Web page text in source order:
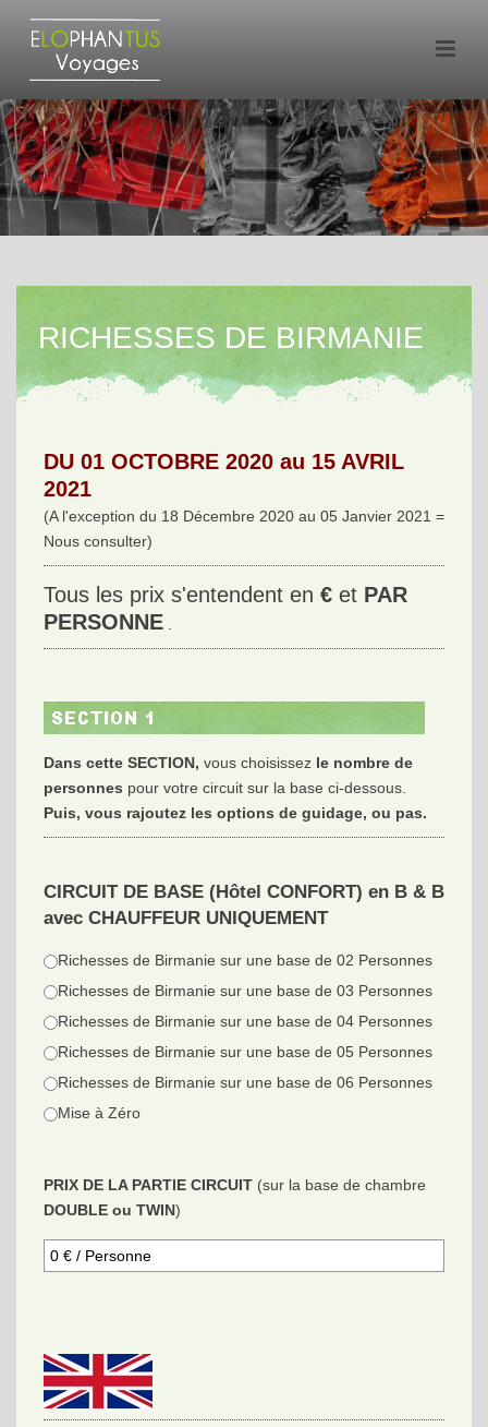
RICHESSES DE BIRMANIE
DU 01 OCTOBRE 2020 au 15 AVRIL
2021
(A l'exception du 18 Décembre 2020 au 05 Janvier 2021 =
Nous consulter)
Tous les prix s'entendent en € et PAR
PERSONNE .
Dans cette SECTION, vous choisissez le nombre de
personnes pour votre circuit sur la base ci-dessous.
Puis, vous rajoutez les options de guidage, ou pas.
CIRCUIT DE BASE (Hôtel CONFORT) en B & B
avec CHAUFFEUR UNIQUEMENT
Richesses de Birmanie sur une base de 02 Personnes
Richesses de Birmanie sur une base de 03 Personnes
Richesses de Birmanie sur une base de 04 Personnes
Richesses de Birmanie sur une base de 05 Personnes
Richesses de Birmanie sur une base de 06 Personnes
Mise à Zéro
PRIX DE LA PARTIE CIRCUIT (sur la base de chambre
DOUBLE ou TWIN)